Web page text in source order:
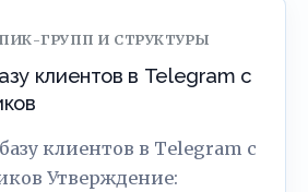
ГРУПП И СТРУКТУРЫ
клиентов в Telegram с
клиентов в Telegram с
Утверждение: